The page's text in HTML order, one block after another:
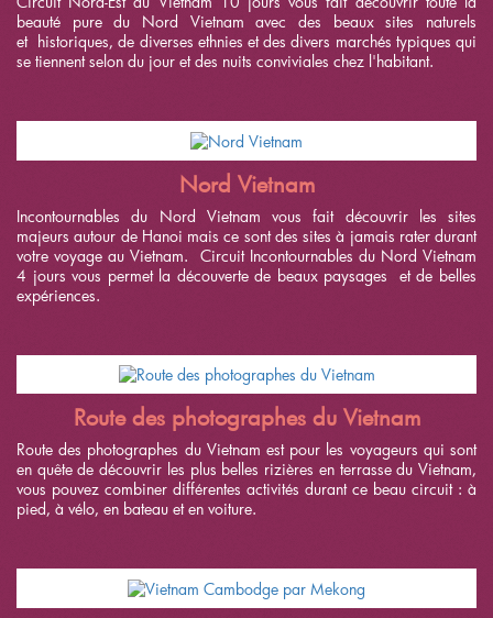
beauté pure du Nord Vietnam avec des beaux sites naturels
et historiques, de diverses ethnies et des divers marchés typiques qui
se tiennent selon du jour et des nuits conviviales chez l'habitant.
Nord Vietnam
Incontournables du Nord Vietnam vous fait découvrir les sites
majeurs autour de Hanoi mais ce sont des sites à jamais rater durant
votre voyage au Vietnam. Circuit Incontournables du Nord Vietnam
4 jours vous permet la découverte de beaux paysages et de belles
expériences.
Route des photographes du Vietnam
Route des photographes du Vietnam est pour les voyageurs qui sont
en quête de découvrir les plus belles rizières en terrasse du Vietnam,
vous pouvez combiner différentes activités durant ce beau circuit : à
pied, à vélo, en bateau et en voiture.